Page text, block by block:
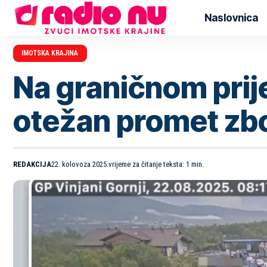
Naslovnica
IMOTSKA KRAJINA
Na graničnom
otežan promet
REDAKCIJA22. kolovoza 2025. vrijeme za čitanje teksta: 1 min.